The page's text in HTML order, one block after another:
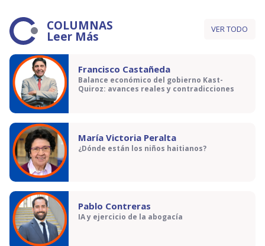
COLUMNAS
Leer Más VER TODO
Francisco Castañeda
Balance económico del gobierno Kast-
Quiroz: avances reales y contradicciones
María Victoria Peralta
¿Dónde están los niños haitianos?
Pablo Contreras
IA y ejercicio de la abogacía